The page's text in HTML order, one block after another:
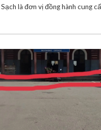
là đơn vị đồng hành cung